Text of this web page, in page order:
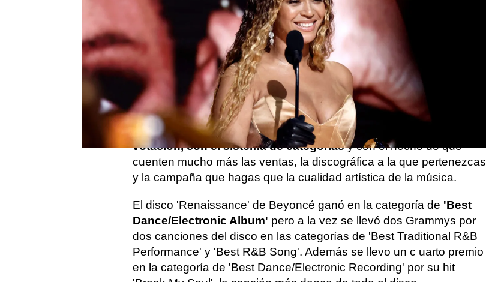
Nadie duda del talento como artista de Beyoncé, del mérito que tiene
su carrera y del trabajo que hay detrás de sus discos que son los
que acaban convirtiéndose en éxitos y premios.
Su récord es completamente merecido y probablemente crezca con
el paso de los años pero l os Premios Grammy nunca han estado
alejados de las críticas.
Desde hace muchos años existen vocescríticas con el sistema de
votación, con el sistema de categoríasy con el hecho de que
cuenten mucho más las ventas, la discográfica a la que pertenezcas
y la campaña que hagas que la cualidad artística de la música.
El disco 'Renaissance' de Beyoncé ganó en la categoría de 'Best
Dance/Electronic Album' pero a la vez se llevó dos Grammys por
dos canciones del disco en las categorías de 'Best Traditional R&B
Performance' y 'Best R&B Song'. Además se llevo un c uarto premio
en la categoría de 'Best Dance/Electronic Recording' por su hit